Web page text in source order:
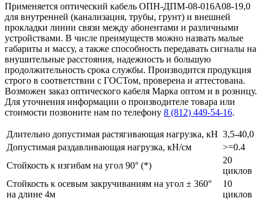
Применяется оптический кабель ОПН-ДПМ-08-016А08-19,0
для внутренней (канализация, трубы, грунт) и внешней
прокладки линии связи между абонентами и различными
устройствами. В числе преимуществ можно назвать малые
габариты и массу, а также способность передавать сигналы на
внушительные расстояния, надежность и большую
продолжительность срока службы. Производится продукция
строго в соответствии с ГОСТом, проверена и аттестована.
Возможен заказ оптического кабеля Марка оптом и в розницу.
Для уточнения информации о производителе товара или
стоимости позвоните нам по телефону 8 (812) 449-54-16.
Длительно допустимая растягивающая нагрузка, кН 3,5-40,0
Допустимая раздавливающая нагрузка, кН/см
>=0.4
Стойкость к изгибам на угол 90° (*)
20
циклов
Стойкость к осевым закручиваниям на угол ± 360°
на длине 4м
10
циклов